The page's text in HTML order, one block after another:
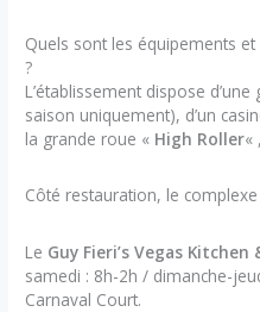
Quels sont les équipements
?
L’établissement dispose
saison uniquement), d’un
la grande roue « High Roller«
Côté restauration, le
Le Guy Fieri’s Vegas Kitchen
samedi : 8h-2h / dimanche-
Carnaval Court.